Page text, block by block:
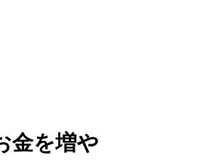
金を増や